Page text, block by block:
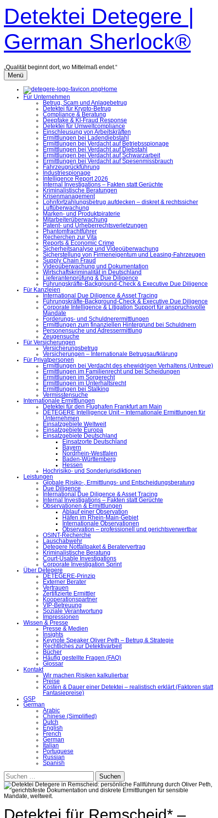
Inhalt
überspringen
Detektei Detegere |
German Sherlock®
„Qualität beginnt dort, wo Mittelmaß endet.“
Menü
Home
Für Unternehmen
Betrug, Scam und Anlagebetrug
Detektei für Krypto-Betrug
Compliance & Beratung
Deepfake & KI-Fraud Response
Detektei für Umweltcompliance
Einschleusung von Arbeitskräften
Ermittlungen bei Ladendiebstahl
Ermittlungen bei Verdacht auf Betriebsspionage
Ermittlungen bei Verdacht auf Diebstahl
Ermittlungen bei Verdacht auf Schwarzarbeit
Ermittlungen bei Verdacht auf Spesenmissbrauch
Fahrzeugrückführung
Industriespionage
Intelligence Report 2026
Internal Investigations – Fakten statt Gerüchte
Kriminalistische Beratungen
Krisenmanagement
Lohnfortzahlungsbetrug aufdecken – diskret & rechtssicher
Luftüberwachung
Marken- und Produktpiraterie
Mitarbeiterüberwachung
Patent- und Urheberrechtsverletzungen
Phantomfrachtführer
Recherchen zur Vita
Reports & Economic Crime
Sicherheitsanalyse und Videoüberwachung
Sicherstellung von Firmeneigentum und Leasing-Fahrzeugen
Supply Chain Fraud
Videoüberwachung und Dokumentation
Wirtschaftskriminalität in Deutschland
Lieferantenprüfung & Due Diligence
Führungskräfte-Background-Check & Executive Due Diligence
Für Kanzleien
International Due Diligence & Asset Tracing
Führungskräfte-Background-Check & Executive Due Diligence
Corporate Intelligence & Litigation Support für anspruchsvolle
Mandate
Forderungs- und Schuldnerermittlungen
Ermittlungen zum finanziellen Hintergrund bei Schuldnern
Personensuche und Adressermittlung
Zeugensuche
Für Versicherungen
Versicherungsbetrug
Versicherungen – Internationale Betrugsaufklärung
Für Privatpersonen
Ermittlungen bei Verdacht des ehewidrigen Verhaltens (Untreue)
Ermittlungen im Familienrecht und bei Scheidungen
Ermittlungen im Sorgerecht
Ermittlungen im Unterhaltsrecht
Ermittlungen bei Stalking
Vermisstensuche
Internationale Ermittlungen
Detektei für den Flughafen Frankfurt am Main
DETEGERE Intelligence Unit – Internationale Ermittlungen für
Unternehmen
Einsatzgebiete Weltweit
Einsatzgebiete Europa
Einsatzgebiete Deutschland
Einsatzorte Deutschland
Bayern
Nordrhein-Westfalen
Baden-Württemberg
Hessen
Hochrisiko- und Sonderjurisdiktionen
Leistungen
Globale Risiko-, Ermittlungs- und Entscheidungsberatung
Due Diligence
International Due Diligence & Asset Tracing
Internal Investigations – Fakten statt Gerüchte
Observationen & Ermittlungen
Ablauf einer Observation
Häfen im Rhein-Main-Gebiet
Internationale Observationen
Observation – professionell und gerichtsverwertbar
OSINT-Recherche
Lauschabwehr
Detegere Notfallpaket & Beratervertrag
Kriminalistische Beratung
Court-Usable Investigations
Corporate Investigation Sprint
Über Detegere
DETEGERE-Prinzip
Externer Berater
Vertrauen
Zertifizierte Ermittler
Kooperationspartner
VIP-Betreuung
Soziale Verantwortung
Impressionen
Wissen & Presse
Presse & Medien
Insights
Keynote Speaker Oliver Peth – Betrug & Strategie
Rechtliches zur Detektivarbeit
Bücher
Häufig gestellte Fragen (FAQ)
Glossar
Kontakt
Wir machen Risiken kalkulierbar
Preise
Kosten & Dauer einer Detektei – realistisch erklärt (Faktoren statt
Fantasiepreise)
GSP
German
Arabic
Chinese (Simplified)
Dutch
English
French
German
Italian
Portuguese
Russian
Spanish
Suchen
nach: